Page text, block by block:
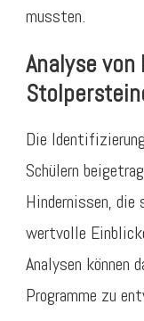
mussten.
Analyse
Die
Schülern
Hindernissen, die
wertvolle
Analysen können
Programme zu